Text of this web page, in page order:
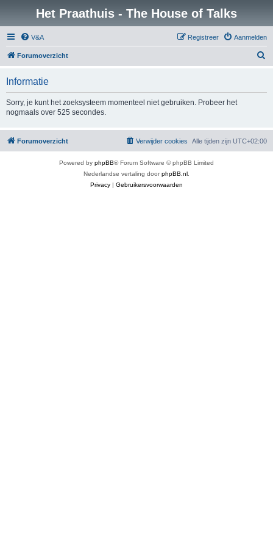
Het Praathuis - The House of Talks
V&A Aanmelden
Registreer
Forumoverzicht
Informatie
Sorry, je kunt het zoeksysteem momenteel niet gebruiken. Probeer het
nogmaals over 525 secondes.
Forumoverzicht Alle tijden zijn UTC+02:00
Verwijder cookies
Powered by phpBB® Forum Software © phpBB Limited
Nederlandse vertaling doorphpBB.nl
Privacy | Gebruikersvoorwaarden